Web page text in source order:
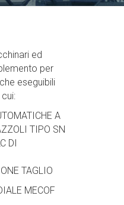
ed
per
eseguibili
A
TIPO SN
DI
TAGLIO
MECOF